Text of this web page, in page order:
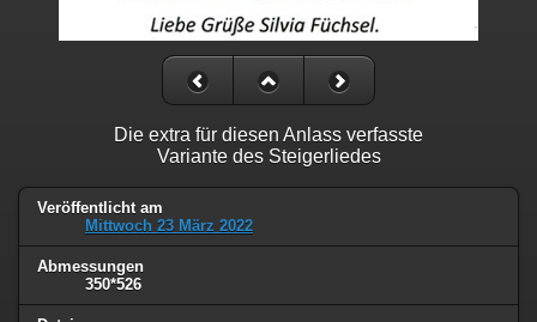
Die extra für diesen Anlass verfasste
Variante des Steigerliedes
Veröffentlicht am
Mittwoch 23 März 2022
Abmessungen
350*526